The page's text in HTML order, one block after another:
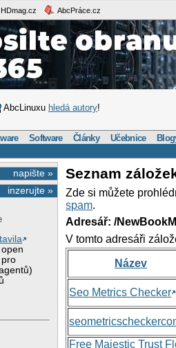
HDmag.cz AbcPráce.cz
AbcLinuxu hledá autory!
Software Články Učebnice
napište »
inzerujte »
Seznam
Zde si můžete
spam.
Adresář: /
V tomto adresáři
Název
Seo Metrics Checker
Free Majestic Trust